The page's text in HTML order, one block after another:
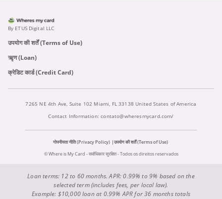
By ETUS Digital LLC
उपयोग की शर्तें (Terms of Use)
ऋृण (Loan)
क्रेडिट कार्ड (Credit Card)
7265 NE 4th Ave, Suite 102 Miami, FL 33138 United States of America
Contact Information:contato@wheresmycard.com/
गोपनीयता नीति (Privacy Policy)
उपयोग की शर्तें (Terms of Use)
© Where is My Card - सर्वाधिकार सुरक्षित - Todos os direitos reservados
Loan terms: 12 to 60 months. APR: 0.99% to 9% based on the
selected term (includes fees, per local law).
Example: $10,000 loan at 0.99% APR for 36 months totals